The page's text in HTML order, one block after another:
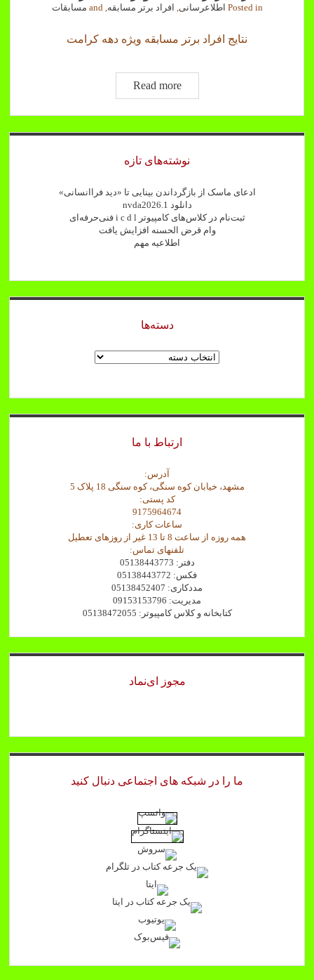
Posted in اطلاعرسانی, افراد برتر مسابقه, and مسابقات
نتایج افراد برتر مسابقه ویژه دهه کرامت
Read moreافراد
برتر
مسابقه
ویژه
کرامت
نوشته‌های تازه
ادعای ماسک از بازگرداندن بینایی تا «دید فراانسانی»
دانلود nvda2026.1
ثبت‌نام در کلاس‌های کامپیوتر i c d l فنی‌حرفه‌ای
وام قرض الحسنه افزایش یافت
اطلاعیه مهم
دسته‌ها
دسته‌ها
ارتباط با ما
آدرس:
مشهد، خیابان کوه سنگی، کوه سنگی 18 پلاک 5
کد پستی:
9175964674
ساعات کاری:
همه روزه از ساعت 8 تا 13 غیر از روزهای تعطیل
تلفنهای تماس:
دفتر: 05138443773
فکس: 05138443772
مددکاری: 05138452407
مدیریت: 09153153796
کتابخانه و کلاس کامپیوتر: 05138472055
مجوز ای‌نماد
ما را در شبکه های اجتماعی دنبال کنید